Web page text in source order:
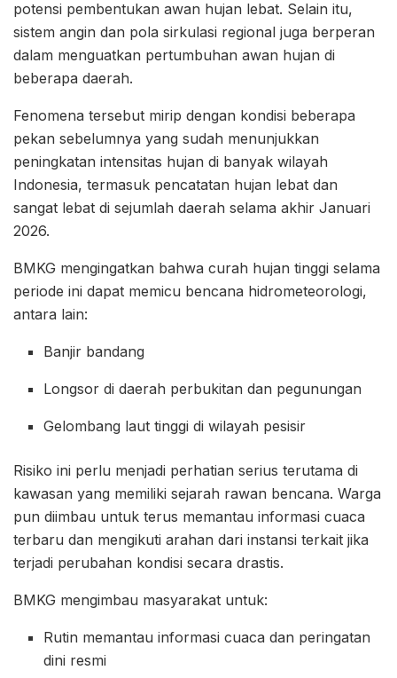
potensi pembentukan awan hujan lebat. Selain itu,
sistem angin dan pola sirkulasi regional juga berperan
dalam menguatkan pertumbuhan awan hujan di
beberapa daerah.
Fenomena tersebut mirip dengan kondisi beberapa
pekan sebelumnya yang sudah menunjukkan
peningkatan intensitas hujan di banyak wilayah
Indonesia, termasuk pencatatan hujan lebat dan
sangat lebat di sejumlah daerah selama akhir Januari
2026.
BMKG mengingatkan bahwa curah hujan tinggi selama
periode ini dapat memicu bencana hidrometeorologi,
antara lain:
Banjir bandang
Longsor di daerah perbukitan dan pegunungan
Gelombang laut tinggi di wilayah pesisir
Risiko ini perlu menjadi perhatian serius terutama di
kawasan yang memiliki sejarah rawan bencana. Warga
pun diimbau untuk terus memantau informasi cuaca
terbaru dan mengikuti arahan dari instansi terkait jika
terjadi perubahan kondisi secara drastis.
BMKG mengimbau masyarakat untuk:
Rutin memantau informasi cuaca dan peringatan
dini resmi